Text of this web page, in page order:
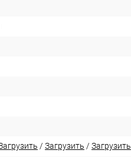
/ Загрузить / Загрузить